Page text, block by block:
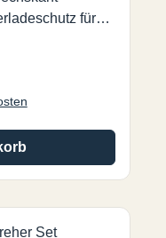
für
diesem PDF.